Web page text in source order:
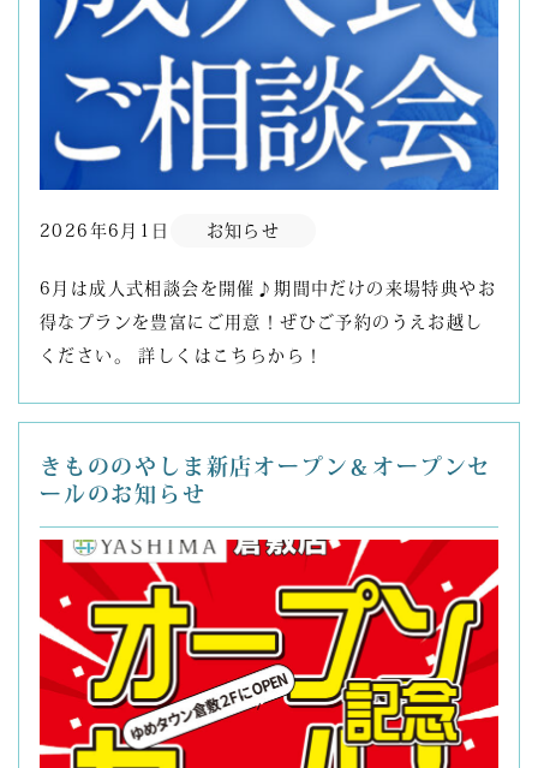
2026年6月1日 お知らせ
6月は成人式相談会を開催♪期間中だけの来場特典やお
得なプランを豊富にご用意！ぜひご予約のうえお越し
ください。 詳しくはこちらから！
きもののやしま新店オープン＆オープンセ
ールのお知らせ